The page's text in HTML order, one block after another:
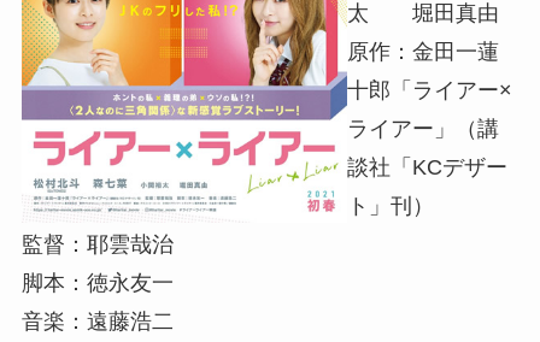
太 堀田真由
原作：金田一蓮
十郎「ライアー×
ライアー」（講
談社「KCデザー
ト」刊）
監督：耶雲哉治
脚本：徳永友一
音楽：遠藤浩二